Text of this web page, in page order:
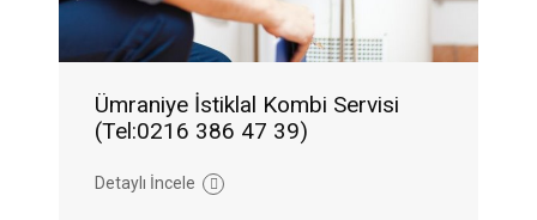
Ümraniye İstiklal Kombi Servisi
(Tel:0216 386 47 39)
Detaylı İncele